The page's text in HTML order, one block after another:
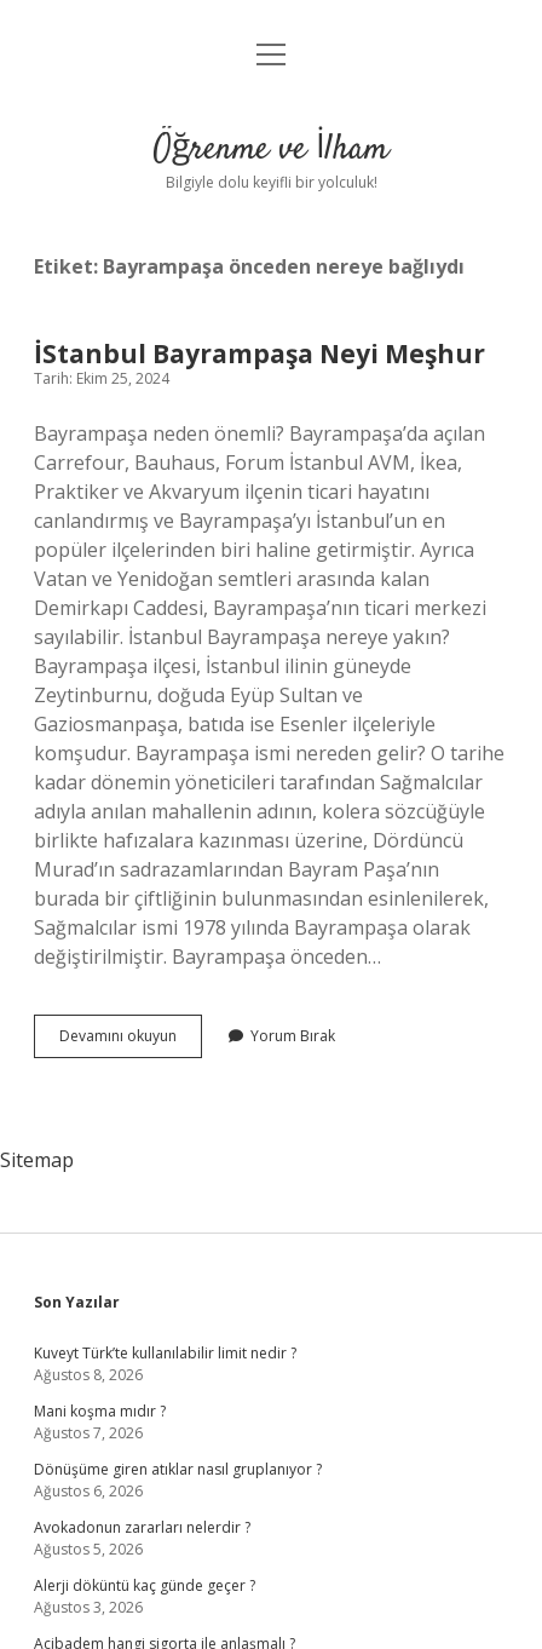
Anasayfa
Yasal Uyarı
menüyü
Öğrenme ve İlham
Bilgiyle dolu keyifli bir yolculuk!
Etiket: Bayrampaşa önceden nereye bağlıydı
İStanbul Bayrampaşa Neyi Meşhur
Tarih: Ekim 25, 2024
Bayrampaşa neden önemli? Bayrampaşa’da açılan
Carrefour, Bauhaus, Forum İstanbul AVM, İkea,
Praktiker ve Akvaryum ilçenin ticari hayatını
canlandırmış ve Bayrampaşa’yı İstanbul’un en
popüler ilçelerinden biri haline getirmiştir. Ayrıca
Vatan ve Yenidoğan semtleri arasında kalan
Demirkapı Caddesi, Bayrampaşa’nın ticari merkezi
sayılabilir. İstanbul Bayrampaşa nereye yakın?
Bayrampaşa ilçesi, İstanbul ilinin güneyde
Zeytinburnu, doğuda Eyüp Sultan ve
Gaziosmanpaşa, batıda ise Esenler ilçeleriyle
komşudur. Bayrampaşa ismi nereden gelir? O tarihe
kadar dönemin yöneticileri tarafından Sağmalcılar
adıyla anılan mahallenin adının, kolera sözcüğüyle
birlikte hafızalara kazınması üzerine, Dördüncü
Murad’ın sadrazamlarından Bayram Paşa’nın
burada bir çiftliğinin bulunmasından esinlenilerek,
Sağmalcılar ismi 1978 yılında Bayrampaşa olarak
değiştirilmiştir. Bayrampaşa önceden…
Devamını okuyun İStanbul
Bayrampaşa
Yorum Bırak
Sitemap
Sidebar
Son Yazılar
Kuveyt Türk’te kullanılabilir limit nedir ?
Ağustos 8, 2026
Mani koşma mıdır ?
Ağustos 7, 2026
Dönüşüme giren atıklar nasıl gruplanıyor ?
Ağustos 6, 2026
Avokadonun zararları nelerdir ?
Ağustos 5, 2026
Alerji döküntü kaç günde geçer ?
Ağustos 3, 2026
Acibadem hangi sigorta ile anlaşmalı ?